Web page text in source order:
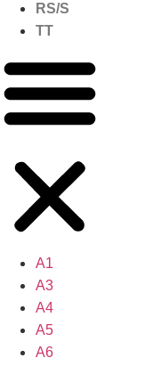
RS/S
TT
A1
A3
A4
A5
A6